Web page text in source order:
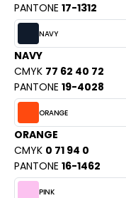
LEWIS
ATHLETIC®
ATHLETIC®
PANTONE 17-1312
NAVY
NAVY
CMYK 77 62 40 72
PANTONE 19-4028
ORANGE
ORANGE
CMYK 0 71 94 0
PANTONE 16-1462
PINK